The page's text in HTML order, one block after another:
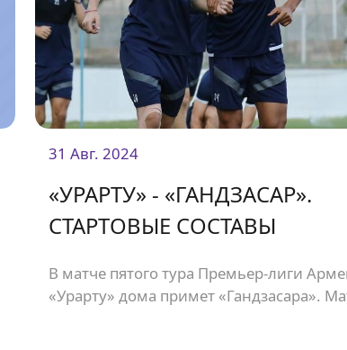
31 Авг. 2024
«УРАРТУ» - «ГАНДЗАСАР».
СТАРТОВЫЕ СОСТАВЫ
В матче пятого тура Премьер-лиги
«Урарту» дома примет «Гандзасара».